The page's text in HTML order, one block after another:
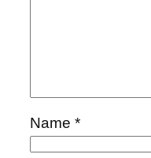
Name *